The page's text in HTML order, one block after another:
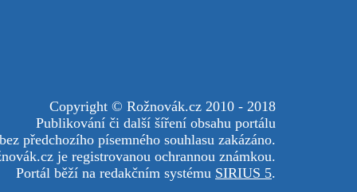
Copyright © Rožnovák.cz 2010 - 2018
Publikování či další šíření obsahu portálu
předchozího písemného souhlasu zakázáno.
je registrovanou ochrannou známkou.
Portál běží na redakčním systému SIRIUS 5.